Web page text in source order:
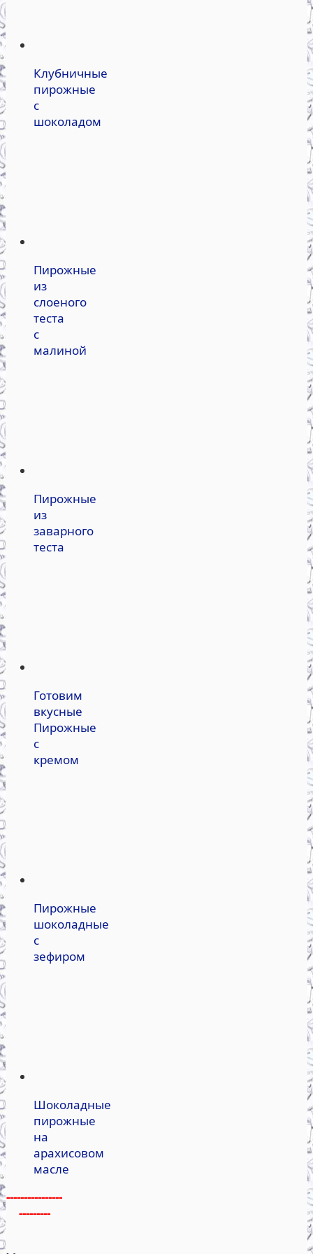
Клубничные
пирожные
с
шоколадом
Пирожные
из
слоеного
теста
с
малиной
Пирожные
из
заварного
теста
Готовим
вкусные
Пирожные
с
кремом
Пирожные
шоколадные
с
зефиром
Шоколадные
пирожные
на
арахисовом
масле
----------------
---------